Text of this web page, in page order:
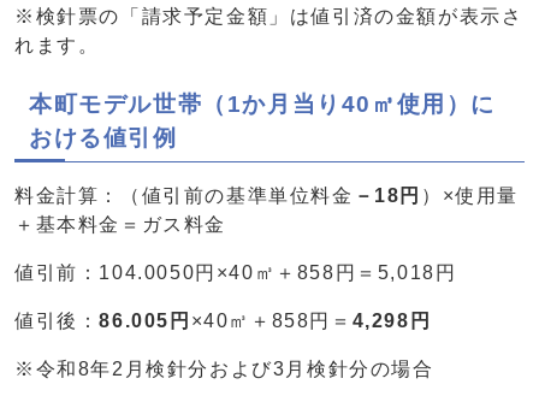
※検針票の「請求予定金額」は値引済の金額が表示さ
れます。
本町モデル世帯（1か月当り40㎥使用）に
おける値引例
料金計算：（値引前の基準単位料金 －18円 ）×使用量
＋基本料金＝ガス料金
値引前：104.0050円×40㎥＋858円＝5,018円
値引後：86.005円 ×40㎥＋858円＝ 4,298円
※令和8年2月検針分および3月検針分の場合